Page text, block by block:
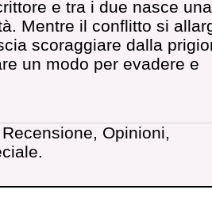
e tra i due nasce una
Mentre il conflitto si
scoraggiare dalla
un modo per evadere e
Recensione, Opinioni,